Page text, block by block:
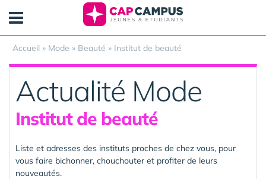
Accueil » Mode » Beauté » Institut de beauté
Actualité Mode
Institut de beauté
Liste et adresses des instituts proches de chez vous, pour
vous faire bichonner, chouchouter et profiter de leurs
nouveautés.
Panneau de gestion des cookies